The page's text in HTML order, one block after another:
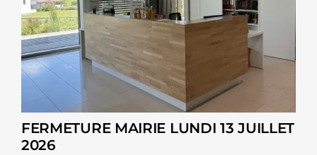
FERMETURE MAIRIE LUNDI 13 JUILLET
2026